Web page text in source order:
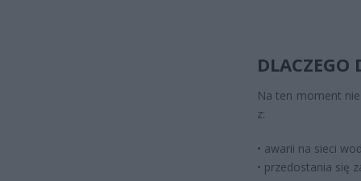
DLACZEGO
Na ten moment
z:
• awarii na sieci
• przedostania się